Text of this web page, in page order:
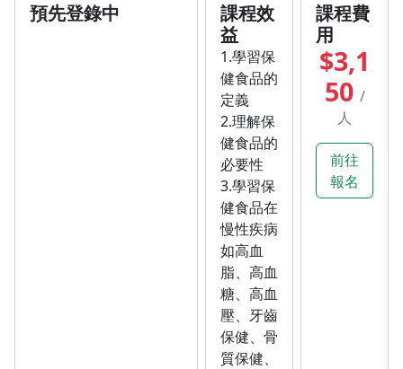
預先登錄中
課程效
益
1.學習保
健食品的
定義
2.理解保
健食品的
必要性
3.學習保
健食品在
慢性疾病
如高血
脂、高血
糖、高血
壓、牙齒
保健、骨
質保健、
課程費
用
$3,1
50 /
人
前往
報名